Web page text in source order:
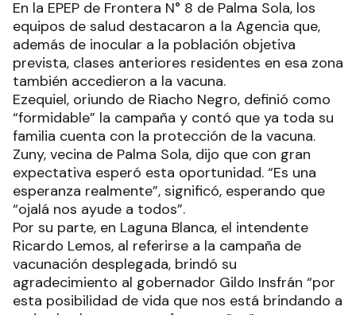
En la EPEP de Frontera N° 8 de Palma Sola, los
equipos de salud destacaron a la Agencia que,
además de inocular a la población objetiva
prevista, clases anteriores residentes en esa zona
también accedieron a la vacuna.
Ezequiel, oriundo de Riacho Negro, definió como
“formidable” la campaña y contó que ya toda su
familia cuenta con la protección de la vacuna.
Zuny, vecina de Palma Sola, dijo que con gran
expectativa esperó esta oportunidad. “Es una
esperanza realmente”, significó, esperando que
“ojalá nos ayude a todos”.
Por su parte, en Laguna Blanca, el intendente
Ricardo Lemos, al referirse a la campaña de
vacunación desplegada, brindó su
agradecimiento al gobernador Gildo Insfrán “por
esta posibilidad de vida que nos está brindando a